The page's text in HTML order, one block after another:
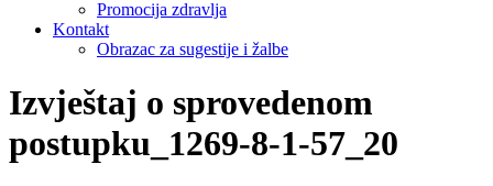
Promocija zdravlja
Kontakt
Obrazac za sugestije i žalbe
Izvještaj o sprovedenom
postupku_1269-8-1-57_20